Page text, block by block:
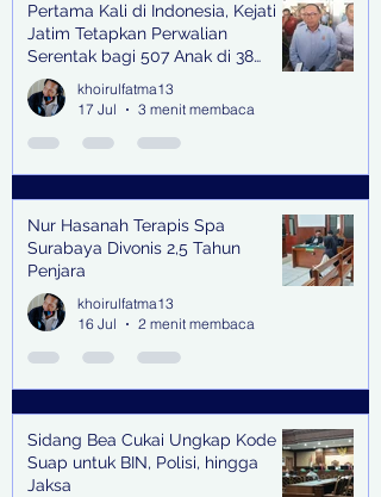
Pertama Kali di Indonesia, Kejati
Jatim Tetapkan Perwalian
Serentak bagi 507 Anak di 38
Kabupaten & Kota
khoirulfatma13
17 Jul
3 menit membaca
Nur Hasanah Terapis Spa
Surabaya Divonis 2,5 Tahun
Penjara
khoirulfatma13
16 Jul
2 menit membaca
Sidang Bea Cukai Ungkap Kode
Suap untuk BIN, Polisi, hingga
Jaksa